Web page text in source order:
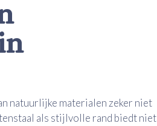
natuurlijke materialen zeker niet
als stijlvolle rand biedt niet